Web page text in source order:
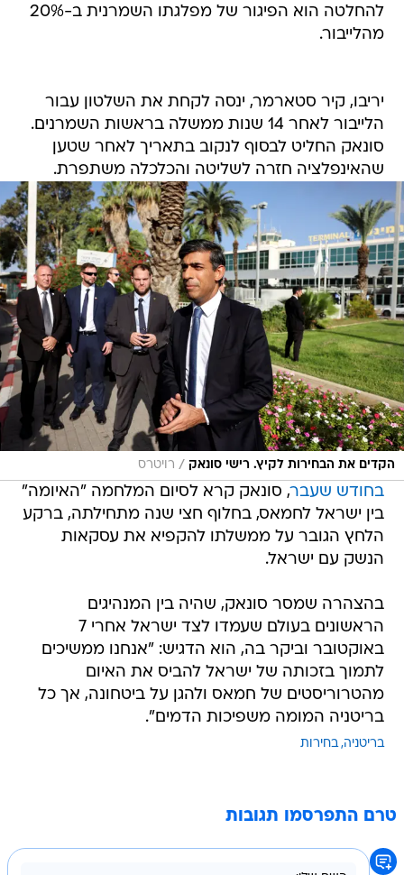
להחלטה הוא הפיגור של מפלגתו השמרנית ב-20%
מהלייבור.
יריבו, קיר סטארמר, ינסה לקחת את השלטון עבור
הלייבור לאחר 14 שנות ממשלה בראשות השמרנים.
סונאק החליט לבסוף לנקוב בתאריך לאחר שטען
שהאינפלציה חזרה לשליטה והכלכלה משתפרת.
הקדים את הבחירות לקיץ. רישי סונאק / רויטרס
בחודש שעבר, סונאק קרא לסיום המלחמה "האיומה"
בין ישראל לחמאס, בחלוף חצי שנה מתחילתה, ברקע
הלחץ הגובר על ממשלתו להקפיא את עסקאות
הנשק עם ישראל.
בהצהרה שמסר סונאק, שהיה בין המנהיגים
הראשונים בעולם שעמדו לצד ישראל אחרי 7
באוקטובר וביקר בה, הוא הדגיש: "אנחנו ממשיכים
לתמוך בזכותה של ישראל להביס את האיום
מהטרוריסטים של חמאס ולהגן על ביטחונה, אך כל
בריטניה המומה משפיכות הדמים".
בריטניה בחירות
טרם התפרסמו תגובות